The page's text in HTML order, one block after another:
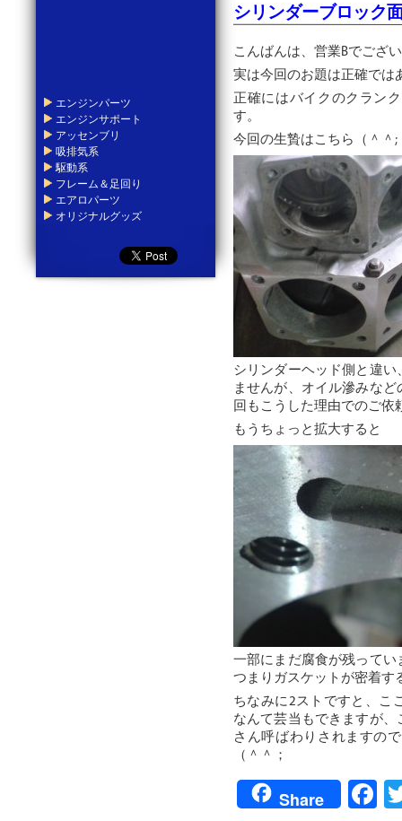
シリンダーブロック
こんばんは、営業Bでござ
実は今回のお題は正確では
正確にはバイクのクラン
す。
今回の生贄はこちら（＾＾;
シリンダーヘッド側と違
ませんが、オイル滲みな
回もこうした理由でのご依
もうちょっと拡大すると
一部にまだ腐食が残って
つまりガスケットが密着す
ちなみに2ストですと、こ
なんて芸当もできますが
さん呼ばわりされますの
（＾＾；
Share
エンジンパーツ
エンジンサポート
アッセンブリ
吸排気系
駆動系
フレーム＆足回り
エアロパーツ
オリジナルグッズ